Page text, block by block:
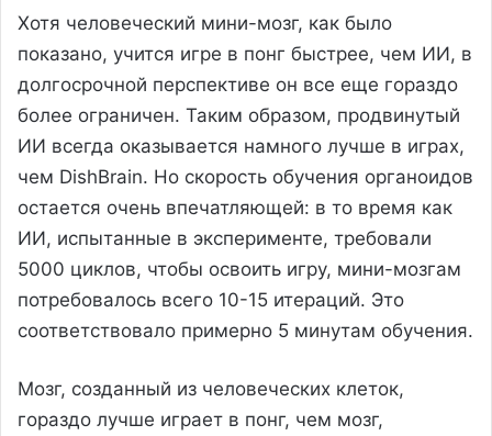
Хотя человеческий мини-мозг, как было
показано, учится игре в понг быстрее, чем ИИ, в
долгосрочной перспективе он все еще гораздо
более ограничен. Таким образом, продвинутый
ИИ всегда оказывается намного лучше в играх,
чем DishBrain. Но скорость обучения органоидов
остается очень впечатляющей: в то время как
ИИ, испытанные в эксперименте, требовали
5000 циклов, чтобы освоить игру, мини-мозгам
потребовалось всего 10-15 итераций. Это
соответствовало примерно 5 минутам обучения.
Мозг, созданный из человеческих клеток,
гораздо лучше играет в понг, чем мозг,